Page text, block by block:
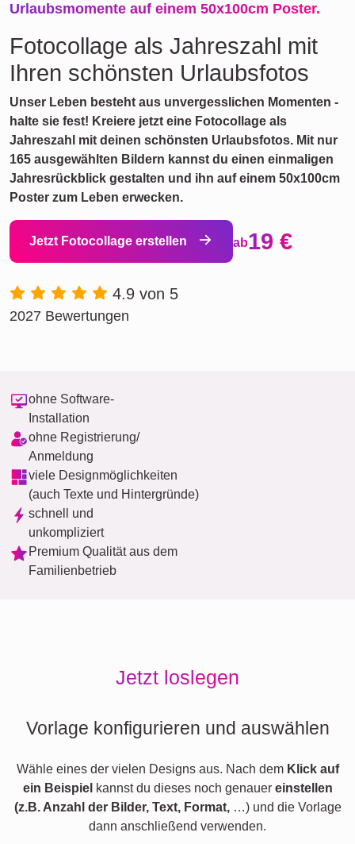
Urlaubsmomente auf einem 50x100cm Poster.
Fotocollage als Jahreszahl mit
Ihren schönsten Urlaubsfotos
Unser Leben besteht aus unvergesslichen Momenten -
halte sie fest! Kreiere jetzt eine Fotocollage als
Jahreszahl mit deinen schönsten Urlaubsfotos. Mit nur
165 ausgewählten Bildern kannst du einen einmaligen
Jahresrückblick gestalten und ihn auf einem 50x100cm
Poster zum Leben erwecken.
Jetzt Fotocollage erstellen ab19 €
4.9 von 5
2027 Bewertungen
ohne Software-
Installation
ohne Registrierung/
Anmeldung
viele Designmöglichkeiten
(auch Texte und Hintergründe)
schnell und
unkompliziert
Premium Qualität aus dem
Familienbetrieb
Jetzt loslegen
Vorlage konfigurieren und auswählen
Wähle eines der vielen Designs aus. Nach dem Klick auf
ein Beispiel kannst du dieses noch genauer einstellen
(z.B. Anzahl der Bilder, Text, Format,…) und die Vorlage
dann anschließend verwenden.